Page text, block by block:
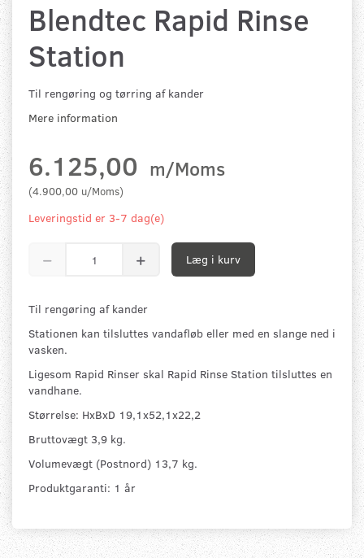
Blendtec Rapid Rinse
Station
Til rengøring og tørring af kander
Mere information
6.125,00 m/Moms
(4.900,00 u/Moms)
Leveringstid er 3-7 dag(e)
Læg i kurv
Til rengøring af kander
Stationen kan tilsluttes vandafløb eller med en slange ned i
vasken.
Ligesom Rapid Rinser skal Rapid Rinse Station tilsluttes en
vandhane.
Størrelse: HxBxD 19,1x52,1x22,2
Bruttovægt 3,9 kg.
Volumevægt (Postnord) 13,7 kg.
Produktgaranti: 1 år